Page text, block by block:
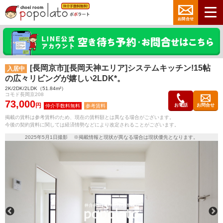
入居中
[長岡京市][長岡天神エリア]システムキッチン!15帖
の広々リビングが嬉しい2LDK*。
2K/2DK/2LDK（51.84m²）
コモド長岡京208
73,000円 参考賃料 お電話 お問合せ
掲載の賃料は参考賃料のため、現在の賃料額とは異なる場合がございます。
今後の契約賃料に関しては経済情勢などにより改定されることがございます。
2025年5月1日撮影 ※掲載情報と現状が異なる場合は現状優先となります。